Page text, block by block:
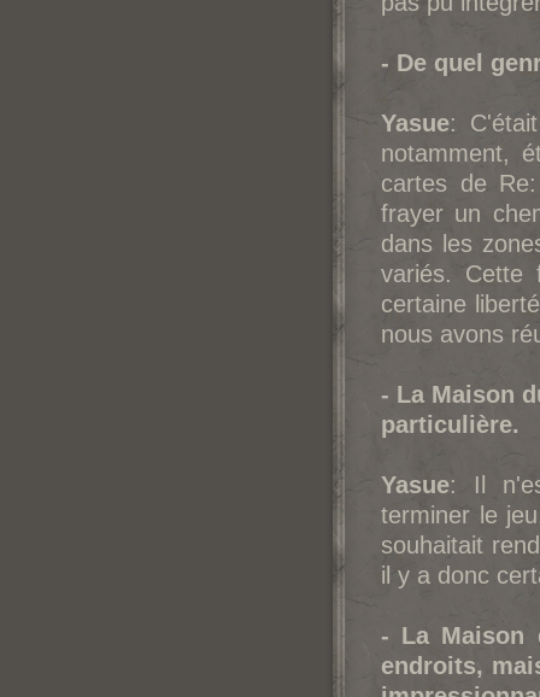
- De quel
Yasue:
notamment,
cartes de
frayer un
dans les
variés. Cette
certaine
nous avons
- La Maison
particulière.
Yasue: Il
terminer le
souhaitait
il y a donc
- La Maison
endroits,